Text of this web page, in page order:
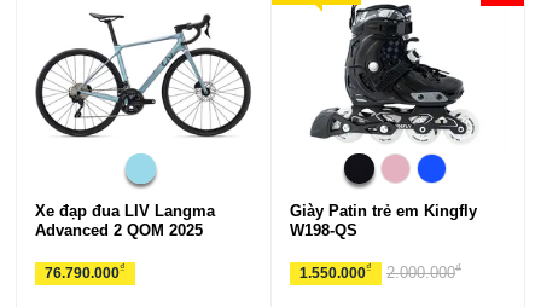
Xe đạp đua LIV Langma
Advanced 2 QOM 2025
76.790.000₫
Giày Patin trẻ em Kingfly
W198-QS
1.550.000₫ 2.000.000₫